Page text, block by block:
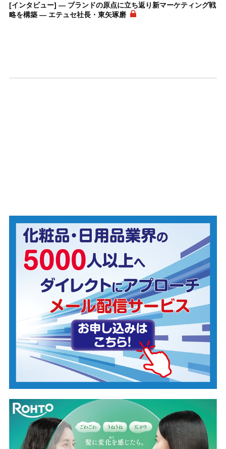
[インタビュー] ― ブランドの原点に立ち返り新マーケティング戦
略を構築 ― エテュセ社長・東矢琢磨